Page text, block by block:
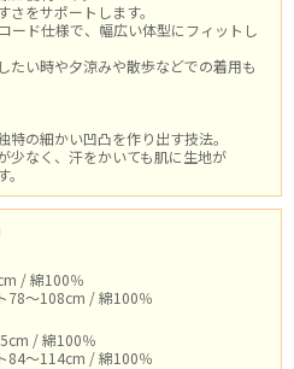
をサポートします。
ード仕様で、幅広い体型にフィットし
たい時や夕涼みや散歩などでの着用も
の細かい凹凸を作り出す技法。
少なく、汗をかいても肌に生地が
/ 綿100％
78～108cm / 綿100％
/ 綿100％
84～114cm / 綿100％